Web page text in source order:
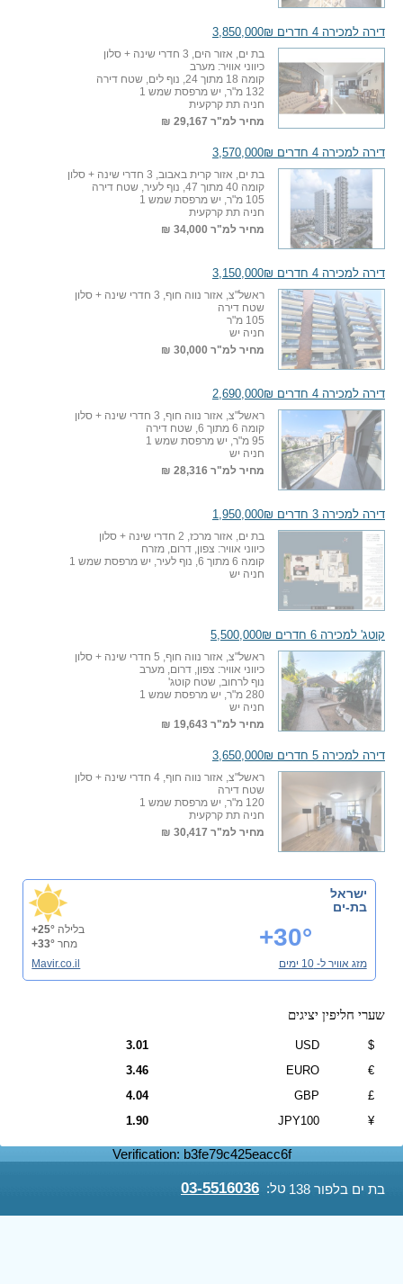
בת ים בלפור 138 טל: 03-5516036
דירה למכירה 4 חדרים 3,850,000₪
בת ים, אזור הים, 3 חדרי שינה + סלון
כיווני אוויר: מערב
קומה 18 מתוך 24, נוף לים, שטח דירה
132 מ"ר, יש מרפסת שמש 1
חניה תת קרקעית
מחיר למ"ר 29,167 ₪
דירה למכירה 4 חדרים 3,570,000₪
בת ים, אזור קרית באבוב, 3 חדרי שינה + סלון
קומה 40 מתוך 47, נוף לעיר, שטח דירה
105 מ"ר, יש מרפסת שמש 1
חניה תת קרקעית
מחיר למ"ר 34,000 ₪
דירה למכירה 4 חדרים 3,150,000₪
ראשל"צ, אזור נווה חוף, 3 חדרי שינה + סלון
שטח דירה
105 מ"ר
חניה יש
מחיר למ"ר 30,000 ₪
דירה למכירה 4 חדרים 2,690,000₪
ראשל"צ, אזור נווה חוף, 3 חדרי שינה + סלון
קומה 6 מתוך 6, שטח דירה
95 מ"ר, יש מרפסת שמש 1
חניה יש
מחיר למ"ר 28,316 ₪
דירה למכירה 3 חדרים 1,950,000₪
בת ים, אזור מרכז, 2 חדרי שינה + סלון
כיווני אוויר: צפון, דרום, מזרח
קומה 6 מתוך 6, נוף לעיר, יש מרפסת שמש 1
חניה יש
קוטג' למכירה 6 חדרים 5,500,000₪
ראשל"צ, אזור נווה חוף, 5 חדרי שינה + סלון
כיווני אוויר: צפון, דרום, מערב
נוף לרחוב, שטח קוטג'
280 מ"ר, יש מרפסת שמש 1
חניה יש
מחיר למ"ר 19,643 ₪
דירה למכירה 5 חדרים 3,650,000₪
ראשל"צ, אזור נווה חוף, 4 חדרי שינה + סלון
שטח דירה
120 מ"ר, יש מרפסת שמש 1
חניה תת קרקעית
מחיר למ"ר 30,417 ₪
ישראל
בת-ים
+30° בלילה +25°
מחר +33°
מזג אוויר ל- 10 ימים
Mavir.co.il
שערי חליפין יציגים
$
USD
3.01
€
EURO
3.46
£
GBP
4.04
¥
JPY100
1.90
Verification: b3fe79c425eacc6f